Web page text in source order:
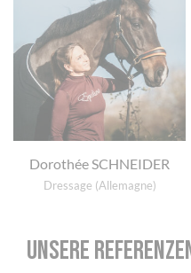
Dorothée SCHNEIDER
Dressage (Allemagne)
UNSERE